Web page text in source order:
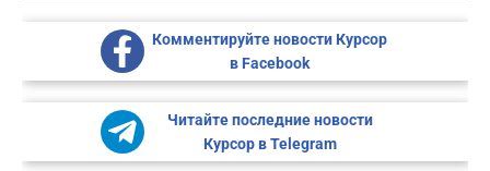
Комментируйте новости Курсор
в Facebook
Читайте последние новости
Курсор в Telegram